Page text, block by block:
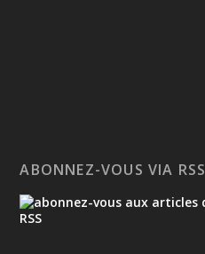
ABONNEZ-VOUS VIA RSS